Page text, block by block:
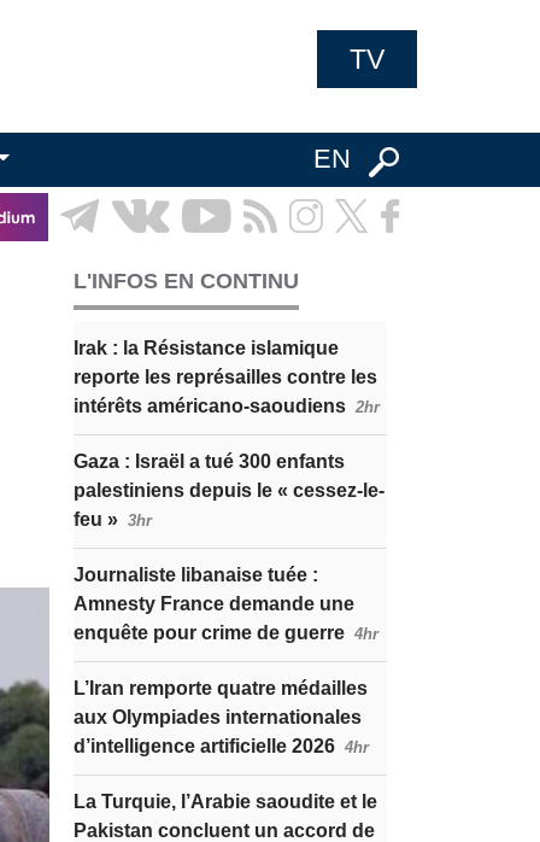
TV
EN
L'INFOS EN CONTINU
Irak : la Résistance islamique
reporte les représailles contre les
intérêts américano-saoudiens 2hr
Gaza : Israël a tué 300 enfants
palestiniens depuis le « cessez-le-
feu » 3hr
Journaliste libanaise tuée :
Amnesty France demande une
enquête pour crime de guerre 4hr
L’Iran remporte quatre médailles
aux Olympiades internationales
d’intelligence artificielle 2026 4hr
La Turquie, l’Arabie saoudite et le
Pakistan concluent un accord de